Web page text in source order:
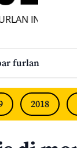
furlan
2018